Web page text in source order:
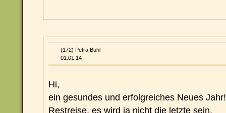
(172) Petra Buhl
01.01.14
Hi,
ein gesundes und erfolgreiches Neues
Restreise, es wird ja nicht die letzte sein.